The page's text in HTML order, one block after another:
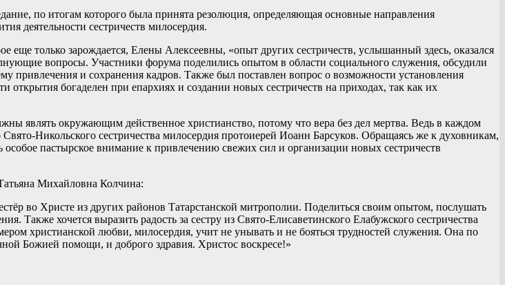
по итогам которого была принята резолюция, определяющая основные направления
деятельности сестричеств милосердия.
еще только зарождается, Елены Алексеевны, «опыт других сестричеств, услышанный здесь, оказался
вопросы. Участники форума поделились опытом в области социального служения, обсудили
привлечения и сохранения кадров. Также был поставлен вопрос о возможности установления
богаделен при епархиях и создании новых сестричеств на приходах, так как их
являть окружающим действенное христианство, потому что вера без дел мертва. Ведь в каждом
Никольского сестричества милосердия протоиерей Иоанн Барсуков. Обращаясь же к духовникам,
пастырское внимание к привлечению свежих сил и организации новых сестричеств
Михайловна Колчина:
во Христе из других районов Татарстанской митрополии. Поделиться своим опытом, послушать
Также хочется выразить радость за сестру из Свято-Елисаветинского Елабужского сестричества
христианской любви, милосердия, учит не унывать и не бояться трудностей служения. Она по
Божией помощи, и доброго здравия. Христос воскресе!»